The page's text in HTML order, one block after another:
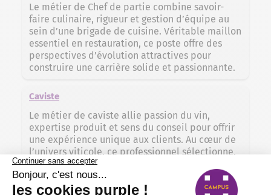
Le métier de Chef de partie combine savoir-
faire culinaire, rigueur et gestion d’équipe au
sein d’une brigade de cuisine. Véritable maillon
essentiel en restauration, ce poste offre des
perspectives d’évolution attractives pour
construire une carrière solide et passionnante.
Caviste
Le métier de caviste allie passion du vin,
expertise produit et sens du conseil pour offrir
une expérience unique aux clients. Au cœur de
l’univers viticole, ce professionnel sélectionne,
conserve et valorise les vins avec rigueur et
savoir-faire. Découvrez une carrière
enrichissante, entre tradition, commerce et art